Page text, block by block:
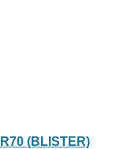
(BLISTER)